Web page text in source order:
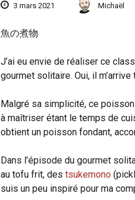
3 mars 2021 Michaël
魚の煮物
J’ai eu envie de réaliser ce
gourmet solitaire. Oui, il
Malgré sa simplicité, ce
à maîtriser étant le temps de
obtient un poisson fondant,
Dans l’épisode du gourmet
au tofu frit, des tsukemono
suis un peu inspiré pour ma